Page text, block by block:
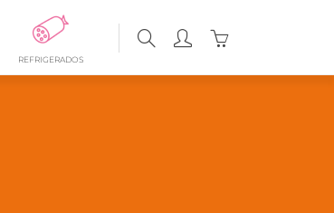
REFRIGERADOS